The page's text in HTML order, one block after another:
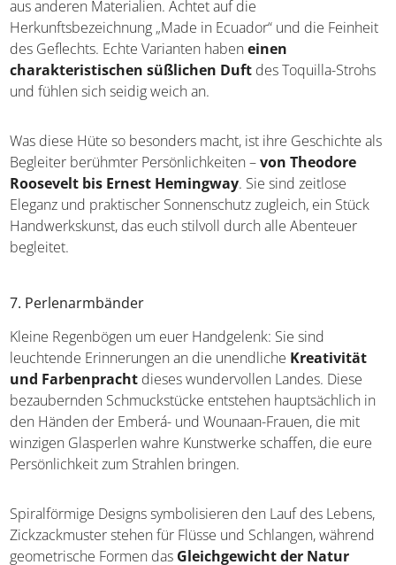
Hier liegt die wichtige Wahrheit: Nicht jeder Hut, den ihr
in Panama kauft, ist automatisch ein echter Panama-Hut!
Viele Souvenirläden verkaufen maschinell gefertigte
Strohhüte aus anderen Materialien. Achtet auf die
Feinheit des Geflechts. Echte Varianten habeneinen
charakteristischen süßlichen Duftdes Toquilla-
Strohs und fühlen sich seidig weich an.
Was diese Hüte so besonders macht, ist ihre Geschichte
als Begleiter berühmter Persönlichkeiten –
zeitlose Eleganz und praktischer Sonnenschutz zugleich,
Abenteuer begleitet.
7. Perlenarmbänder
Kleine Regenbögen um euer Handgelenk: Sie sind
leuchtende Erinnerungen an die unendlicheKreativität
und Farbenprachtdieses wundervollen Landes. Diese
in den Händen der Emberá- und Wounaan-Frauen, die
mit winzigen Glasperlen wahre Kunstwerke schaffen, die
eure Persönlichkeit zum Strahlen bringen.